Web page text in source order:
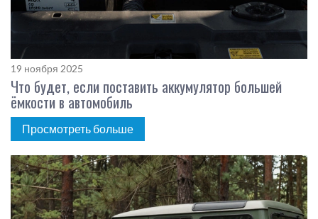
19 ноября 2025
Что будет, если поставить аккумулятор большей
ёмкости в автомобиль
Просмотреть больше